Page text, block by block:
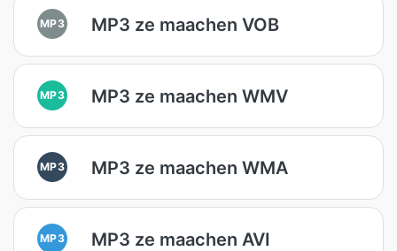
MP3 MP3 ze maachen VOB
MP3 MP3 ze maachen WMV
MP3 MP3 ze maachen WMA
MP3 MP3 ze maachen AVI